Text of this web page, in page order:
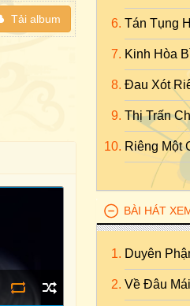
Tải album Tán Tụng
Kinh Hòa
Đau Xót
Thị Trấn
Riêng Một
BÀI HÁT
Duyên
Về Đâu